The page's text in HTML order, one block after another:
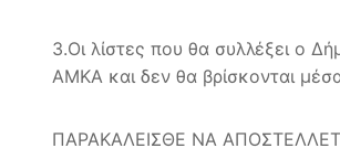
3.Οι λίστες που θα συλλέξει ο
ΑΜΚΑ και δεν θα βρίσκονται
ΠΑΡΑΚΑΛΕΙΣΘΕ ΝΑ